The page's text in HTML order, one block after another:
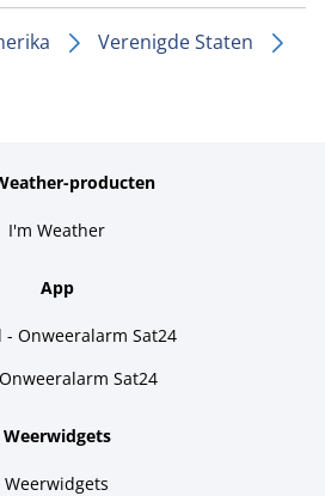
Verenigde Staten
producten
I'm Weather
App
- Onweeralarm Sat24
Sat24
Weerwidgets
Weerwidgets